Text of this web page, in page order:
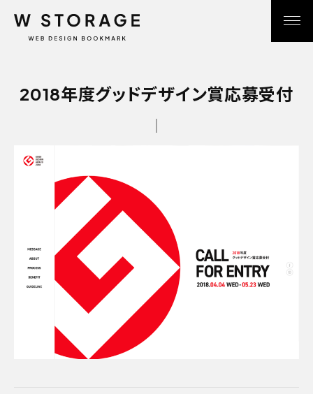
2018年度グッドデザイン賞応募受付